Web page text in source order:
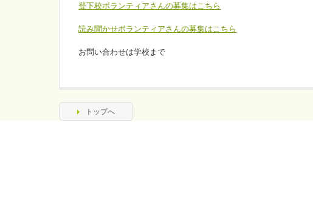
登下校ボランティアさんの募集はこちら
読み聞かせボランティアさんの募集はこちら
お問い合わせは学校まで
トップへ